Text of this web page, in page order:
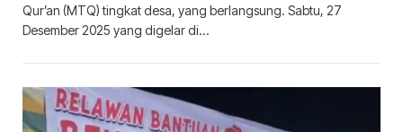
Qur’an (MTQ) tingkat desa, yang berlangsung. Sabtu, 27
Desember 2025 yang digelar di…